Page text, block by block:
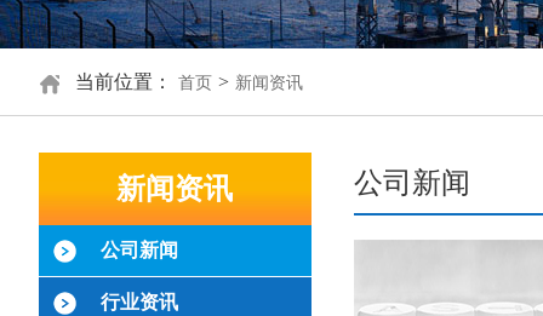
当前位置： 首页 > 新闻资讯
新闻资讯
公司新闻
行业资讯
公司新闻